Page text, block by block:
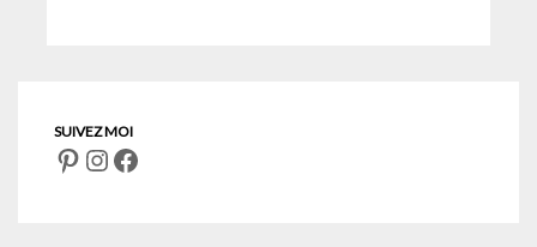
Pinterest
Instagram
Facebook